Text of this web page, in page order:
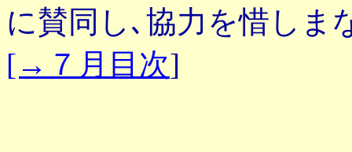
に賛同し､協力を惜しま
[→７月目次]